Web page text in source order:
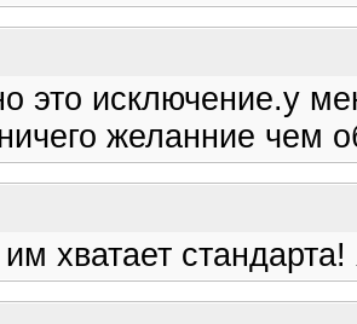
это исключение.у
желанние чем
хватает